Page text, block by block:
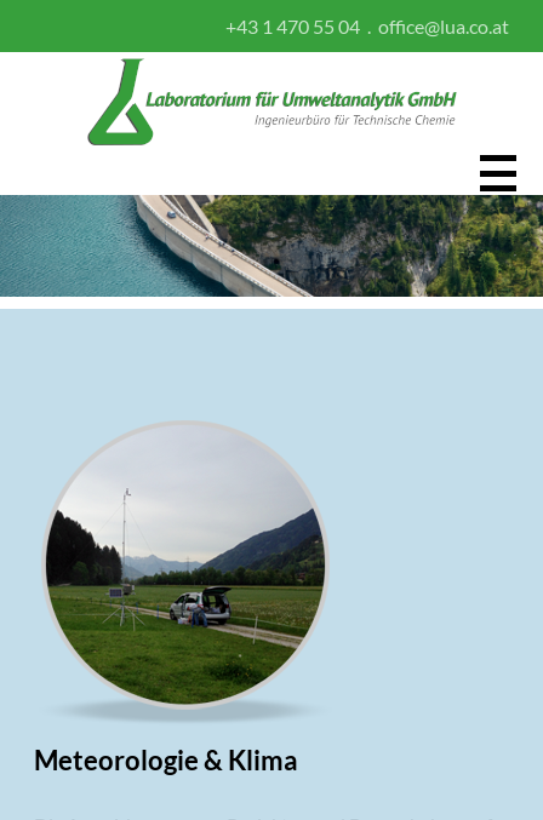
+43 1 470 55 04 . office@lua.co.at
Home
Leistungen
Umweltvertäglichkeitsprüfung UVE/UVP
Behördliche Genehmigungsverfahren
Schadstoff­ausbreitungs­rechnungen
Sachverständigentätigkeit/ Consulting
Studien/Forschungstätigkeiten
Arbeitsplatzmessungen
Referenzsuche
Referenzen
Energiewirtschaft
Verkehr
Industrie und Gewerbe
Über LUA
Firmenprofil
Qualität
Kontakt
Meteorologie & Klima